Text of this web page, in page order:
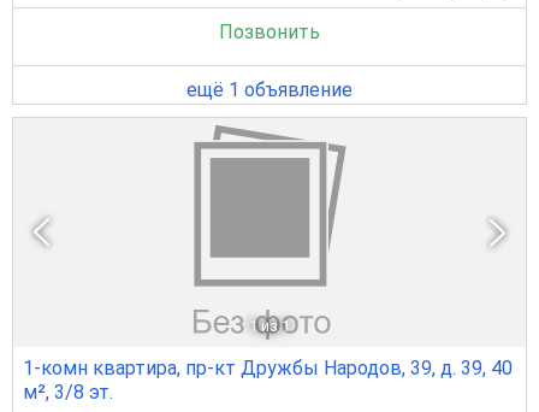
Позвонить
ещё 1 объявление
1 из 1
1-комн квартира, пр-кт Дружбы Народов, 39, д. 39, 40
м², 3/8 эт.